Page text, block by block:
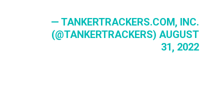
— TANKERTRACKERS.COM, INC.
(@TANKERTRACKERS) AUGUST
31, 2022